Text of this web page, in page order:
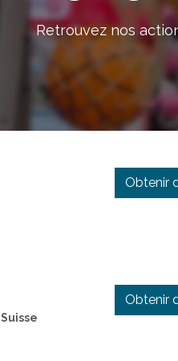
Retrouvez nos
Obtenir
Suisse
Obtenir